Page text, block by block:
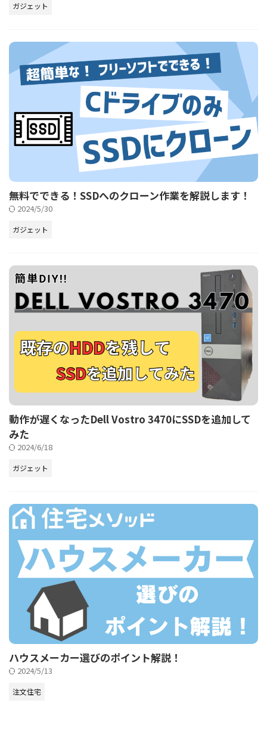
ガジェット
無料でできる！SSDへのクローン作業を解説します！
2024/5/30
ガジェット
動作が遅くなったDell Vostro 3470にSSDを追加して
みた
2024/6/18
ガジェット
ハウスメーカー選びのポイント解説！
2024/5/13
注文住宅